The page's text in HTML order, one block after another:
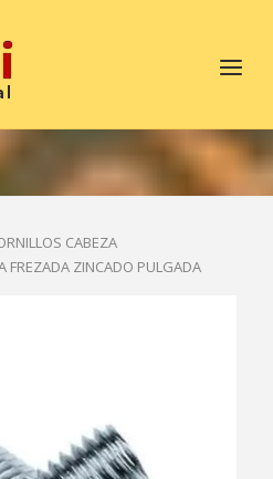
Menú
CABEZA
FREZADA ZINCADO PULGADA